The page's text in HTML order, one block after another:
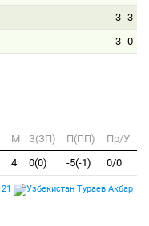
3 3
3 0
M З(ЗП) П(ПП)
Пр/У
4 0(0) -5(-1) 0/0
21 Тураев Акбар